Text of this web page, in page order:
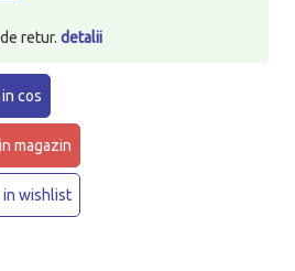
retur. detalii
cos
magazin
in wishlist